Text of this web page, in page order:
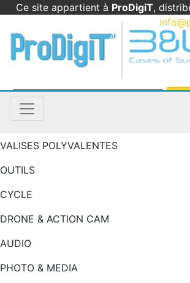
Ce site appartient à ProDigiT,
B&W International en France
46 05 92 61
VALISES POLYVALENTES
OUTILS
CYCLE
DRONE & ACTION CAM
AUDIO
PHOTO & MEDIA